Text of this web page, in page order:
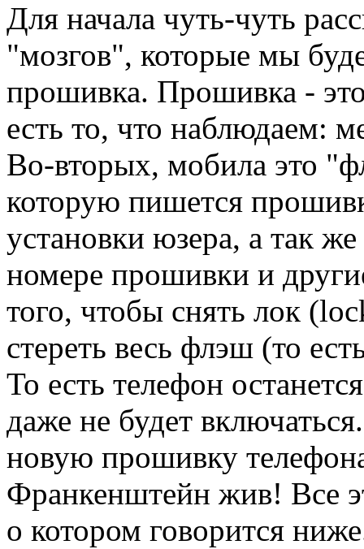
Для начала чуть-чуть
"мозгов", которые мы
прошивка. Прошивка -
есть то, что наблюдаем:
Во-вторых, мобила это
которую пишется
установки юзера, а так
номере прошивки и
того, чтобы снять лок
стереть весь флэш (то
То есть телефон
даже не будет
новую прошивку
Франкенштейн жив! Все
о котором говорится